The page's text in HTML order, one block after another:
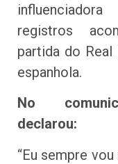
registros
partida do
espanhola.
No
declarou:
“Eu sempre